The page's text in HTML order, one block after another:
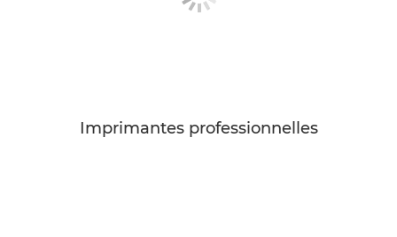
Imprimantes professionnelles